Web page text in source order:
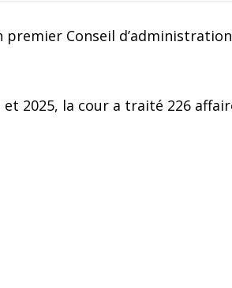
Conseil
et 2025, la cour a traité 226